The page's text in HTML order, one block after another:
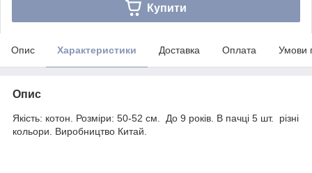
Купити
Опис Характеристики Доставка Оплата Умови
Опис
Якість: котон. Розміри: 50-52 см. До 9 років. В пачці 5 шт. різні
кольори. Виробництво Китай.